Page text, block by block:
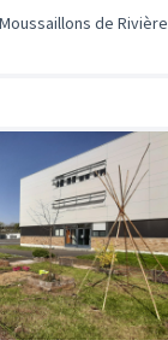
de Rivière